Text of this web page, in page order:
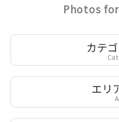
Photos
カテ
エリ